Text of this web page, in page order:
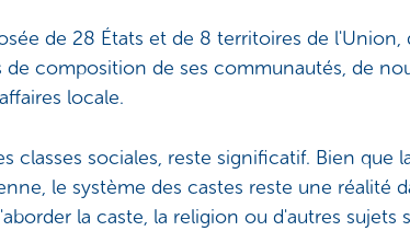
de 28 États et de 8 territoires de l'Union,
composition de ses communautés, de
locale.
classes sociales, reste significatif. Bien que
le système des castes reste une réalité
la caste, la religion ou d'autres sujets